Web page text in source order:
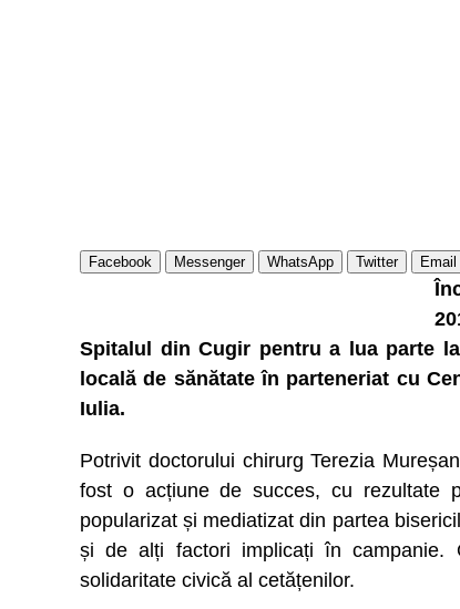
Facebook Messenger WhatsApp Twitter Email
Spitalul din Cugir pentru a lua parte
locală de sănătate în parteneriat cu
Iulia.
Potrivit doctorului chirurg Terezia
fost o acțiune de succes, cu rezultate
popularizat și mediatizat din partea
și de alți factori implicați în
solidaritate civică al cetățenilor.